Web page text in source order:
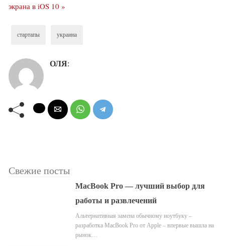
экрана в iOS 10 »
стартапы украина
ОЛЯ:
Свежие посты
MacBook Pro — лучший выбор для
работы и развлечений
Альтернативная замена обычному ноутбуку –
разработка MacBook Pro от Apple – впервые вышла на
рынок…